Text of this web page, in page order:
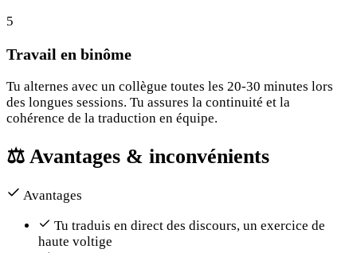
5
Travail en binôme
Tu alternes avec un collègue toutes les 20-30 minutes lors
des longues sessions. Tu assures la continuité et la
cohérence de la traduction en équipe.
⚖️ Avantages & inconvénients
Avantages
Tu traduis en direct des discours, un exercice de
haute voltige